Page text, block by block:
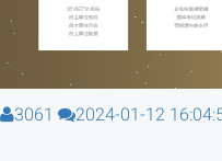
3061 2024-01-12